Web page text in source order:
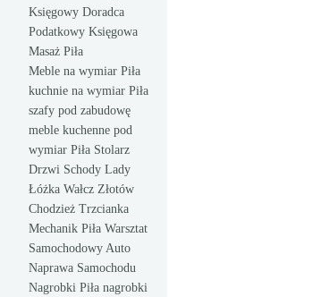
Księgowy Doradca
Podatkowy Księgowa
Masaż Piła
Meble na wymiar Piła
kuchnie na wymiar Piła
szafy pod zabudowę
meble kuchenne pod
wymiar Piła Stolarz
Drzwi Schody Lady
Łóżka Wałcz Złotów
Chodzież Trzcianka
Mechanik Piła Warsztat
Samochodowy Auto
Naprawa Samochodu
Nagrobki Piła nagrobki